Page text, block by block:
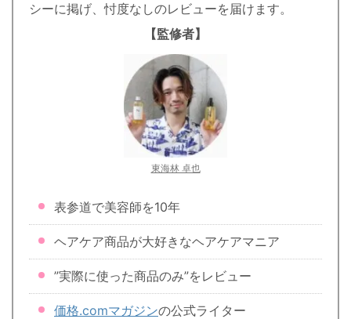
シーに掲げ、忖度なしのレビューを届けます。
【監修者】
東海林 卓也
表参道で美容師を10年
ヘアケア商品が大好きなヘアケアマニア
”実際に使った商品のみ”をレビュー
価格.comマガジンの公式ライター